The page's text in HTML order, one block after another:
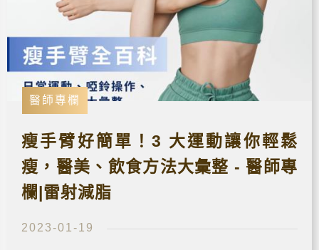
醫師專欄
瘦手臂好簡單！3 大運動讓你輕鬆
瘦，醫美、飲食方法大彙整 - 醫師專
欄|雷射減脂
2023-01-19